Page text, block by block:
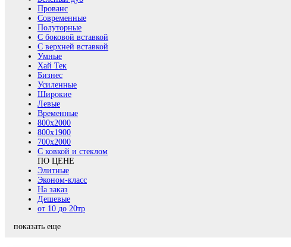
Прованс
Современные
Полуторные
С боковой вставкой
С верхней вставкой
Умные
Хай Тек
Бизнес
Усиленные
Широкие
Левые
Временные
800х2000
800x1900
700x2000
С ковкой и стеклом
ПО ЦЕНЕ
Элитные
Эконом-класс
На заказ
Дешевые
от 10 до 20тр
показать еще